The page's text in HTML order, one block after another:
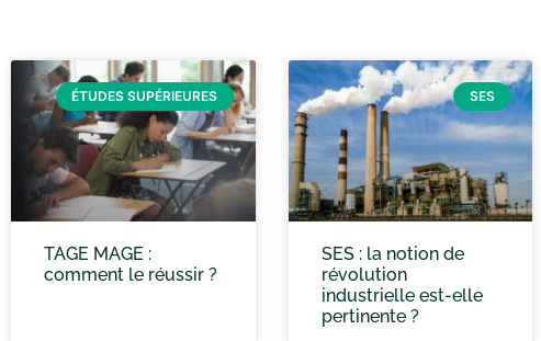
ÉTUDES SUPÉRIEURES
TAGE MAGE :
comment le réussir ?
SES
SES : la notion de
révolution
industrielle est-elle
pertinente ?